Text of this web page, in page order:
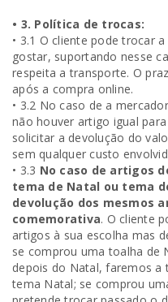
• 3. Política de trocas:
• 3.1 O cliente pode trocar
gostar, suportando nesse
respeita a transporte. O
após a compra online.
• 3.2 No caso de a
não houver artigo igual
solicitar a devolução do
sem qualquer custo
• 3.3 No caso de artigos
tema de Natal ou tema
devolução dos mesmos
comemorativa. O cliente
artigos à sua escolha mas
se comprou uma toalha de
depois do Natal, faremos a
tema Natal; se comprou